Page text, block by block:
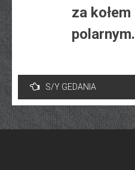
za kołem
polarnym.
Nawigacja
wpisu
S/Y GEDANIA